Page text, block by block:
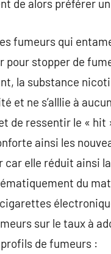
de alors préférer
fumeurs qui
stopper de
la substance
et ne s’alllie à
de ressentir le « hit
ainsi les
elle réduit ainsi
du
sur le taux à
de fumeurs :